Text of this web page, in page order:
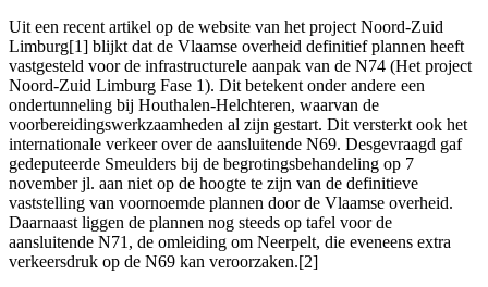
Uit een recent artikel op de website van het project Noord-Zuid
Limburg[1] blijkt dat de Vlaamse overheid definitief plannen heeft
vastgesteld voor de infrastructurele aanpak van de N74 (Het project
Noord-Zuid Limburg Fase 1). Dit betekent onder andere een
ondertunneling bij Houthalen-Helchteren, waarvan de
voorbereidingswerkzaamheden al zijn gestart. Dit versterkt ook het
internationale verkeer over de aansluitende N69. Desgevraagd gaf
gedeputeerde Smeulders bij de begrotingsbehandeling op 7
november jl. aan niet op de hoogte te zijn van de definitieve
vaststelling van voornoemde plannen door de Vlaamse overheid.
Daarnaast liggen de plannen nog steeds op tafel voor de
aansluitende N71, de omleiding om Neerpelt, die eveneens extra
verkeersdruk op de N69 kan veroorzaken.[2]